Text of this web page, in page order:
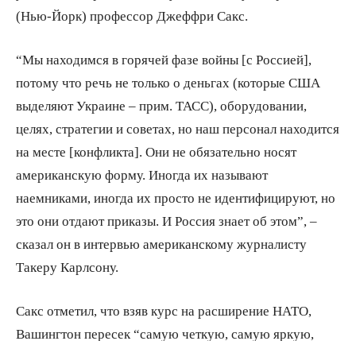
(Нью-Йорк) профессор Джеффри Сакс.
“Мы находимся в горячей фазе войны [с Россией],
потому что речь не только о деньгах (которые США
выделяют Украине – прим. ТАСС), оборудовании,
целях, стратегии и советах, но наш персонал находится
на месте [конфликта]. Они не обязательно носят
американскую форму. Иногда их называют
наемниками, иногда их просто не идентифицируют, но
это они отдают приказы. И Россия знает об этом”, –
сказал он в интервью американскому журналисту
Такеру Карлсону.
Сакс отметил, что взяв курс на расширение НАТО,
Вашингтон пересек “самую четкую, самую яркую,